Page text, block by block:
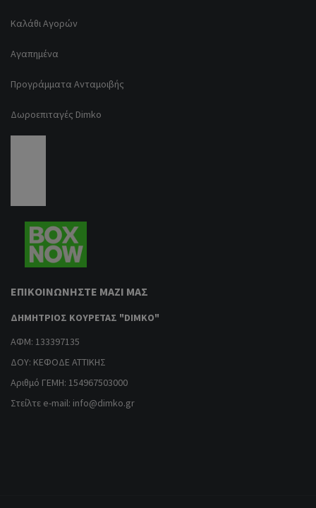
Καλάθι Αγορών
Αγαπημένα
Προγράμματα Ανταμοιβής
Δωροεπιταγές Dimko
ΕΠΙΚΟΙΝΩΝΉΣΤΕ ΜΑΖΊ ΜΑΣ
ΔΗΜΗΤΡΙΟΣ ΚΟΥΡΕΤΑΣ "DIMKO"
ΑΦΜ: 133397135
ΔΟΥ: ΚΕΦΟΔΕ ΑΤΤΙΚΗΣ
Αριθμό ΓΕΜΗ: 154967503000
Στείλτε e-mail: info@dimko.gr